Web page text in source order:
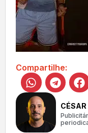
Compartilhe: